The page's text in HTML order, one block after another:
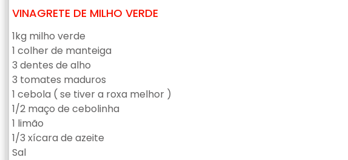
VINAGRETE DE MILHO VERDE
1kg milho verde
1 colher de manteiga
3 dentes de alho
3 tomates maduros
1 cebola ( se tiver a roxa melhor )
1/2 maço de cebolinha
1 limão
1/3 xícara de azeite
Sal